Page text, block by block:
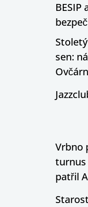
sen:
Vrbno
patřil